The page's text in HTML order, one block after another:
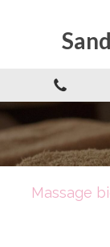
Massage